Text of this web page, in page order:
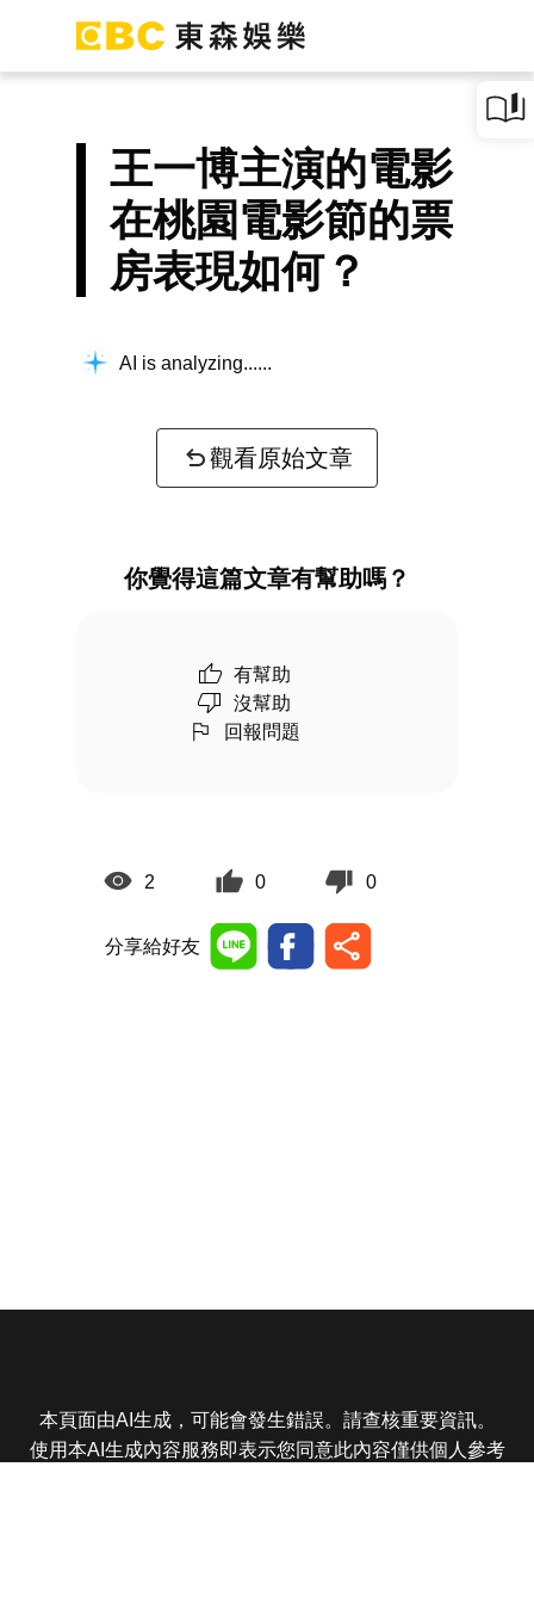
王一博主演的電影
在桃園電影節的票
房表現如何？
AI is analyzing...
觀看原始文章
你覺得這篇文章有幫助嗎？
有幫助
沒幫助
回報問題
2 0 0
分享給好友
本頁面由AI生成，可能會發生錯誤。請查核重要資訊。
使用本AI生成內容服務即表示您同意此內容僅供個人參考